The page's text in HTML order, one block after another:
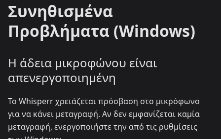
Συνηθισμένα
Προβλήματα (Windows)
Η άδεια μικροφώνου είναι
απενεργοποιημένη
Το Whisperr χρειάζεται πρόσβαση στο μικρόφωνο
για να κάνει μεταγραφή. Αν δεν εμφανίζεται καμία
μεταγραφή, ενεργοποιήστε την από τις ρυθμίσεις